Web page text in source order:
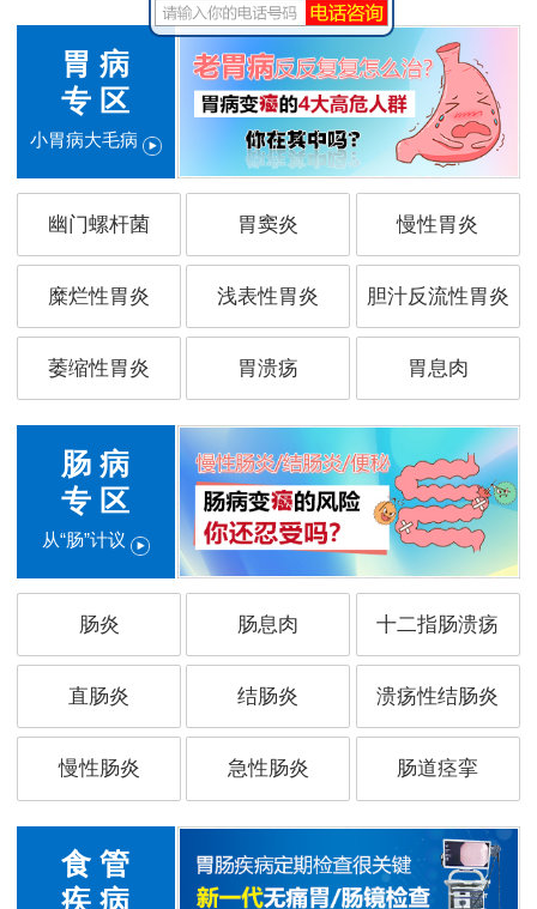
胃 病
专 区
小胃病大毛病
幽门螺杆菌 胃窦炎 慢性胃炎
糜烂性胃炎 浅表性胃炎 胆汁反流性胃炎
萎缩性胃炎 胃溃疡 胃息肉
肠 病
专 区
从“肠”计议
肠炎 肠息肉 十二指肠溃疡
直肠炎 结肠炎 溃疡性结肠炎
慢性肠炎 急性肠炎 肠道痉挛
食 管
疾 病